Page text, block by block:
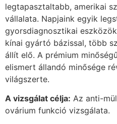
legtapasztaltabb, amerikai
vállalata. Napjaink egyik
gyorsdiagnosztikai
kínai gyártó bázissal, több
állít elő. A prémium
elismert állandó minősége
világszerte.
A vizsgálat célja: Az anti-
ovárium funkció vizsgálata.